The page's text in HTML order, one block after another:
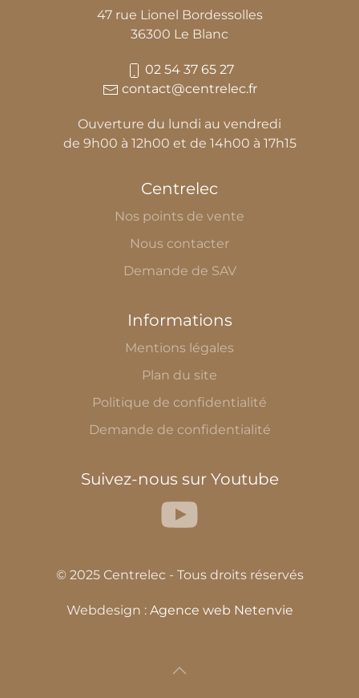
47 rue Lionel Bordessolles
36300 Le Blanc
02 54 37 65 27
contact@centrelec.fr
Ouverture du lundi au vendredi
de 9h00 à 12h00 et de 14h00 à 17h15
Centrelec
Nos points de vente
Nous contacter
Demande de SAV
Informations
Mentions légales
Plan du site
Politique de confidentialité
Demande de confidentialité
Suivez-nous sur Youtube
© 2025 Centrelec - Tous droits réservés
Webdesign : Agence web Netenvie